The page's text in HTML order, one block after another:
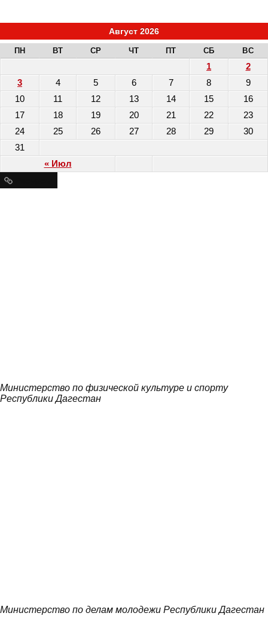
Август 2026
ПН ВТ СР ЧТ ПТ СБ ВС
« Июл
1
2
3
4 5 6 7 8
9
10
11 12 13 14 15
16
17
18 19 20 21 22
23
24
25 26 27 28 29
30
31
Министерство по физической культуре и спорту
Республики Дагестан
Министерство по делам молодежи Республики Дагестан